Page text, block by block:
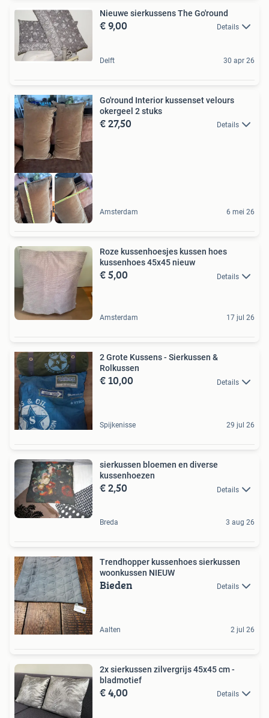
Nieuwe sierkussens The Go'round
€ 9,00 Details
Delft 30 apr 26
Mooi en betaalbaar
Go'round Interior kussenset velours
okergeel 2 stuks
€ 27,50 Details
Amsterdam 6 mei 26
Roze kussenhoesjes kussen hoes
kussenhoes 45x45 nieuw
€ 5,00 Details
Amsterdam 17 jul 26
2 Grote Kussens - Sierkussen &
Rolkussen
€ 10,00 Details
Spijkenisse 29 jul 26
sierkussen bloemen en diverse
kussenhoezen
€ 2,50 Details
Breda 3 aug 26
Trendhopper kussenhoes sierkussen
woonkussen NIEUW
Bieden Details
Aalten 2 jul 26
2x sierkussen zilvergrijs 45x45 cm -
bladmotief
€ 4,00 Details